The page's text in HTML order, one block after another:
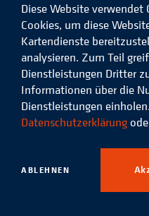
Das
NSI
Facebook
Das
NSI
auf
© 2026
Studieninstitut
Verwaltung e.V.
Datenschutz
Diese Website verwendet
Cookies, um diese
Kartendienste
analysieren. Zum Teil
Dienstleistungen Dritter
Informationen über die
Dienstleistungen
Datenschutzerklärung
ABLEHNEN